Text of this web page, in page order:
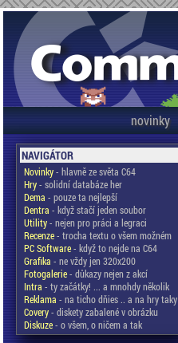
novinky
NAVIGÁTOR
Novinky- hlavně ze světa C64
Hry- solidní databáze her
Dema - pouze ta nejlepší
Dentra - když stačí jeden soubor
Utility- nejen pro práci a legraci
Recenze- trocha textu o všem možném
PC Software- když to nejde na C64
Grafika - ne vždy jen 320x200
Fotogalerie- důkazy nejen z akcí
Intra - ty začátky! ... a mnohdy několik
Reklama - na ticho dňies .. a na hry taky
Covery- diskety zabalené v obrázku
Diskuze- o všem, o ničem a tak